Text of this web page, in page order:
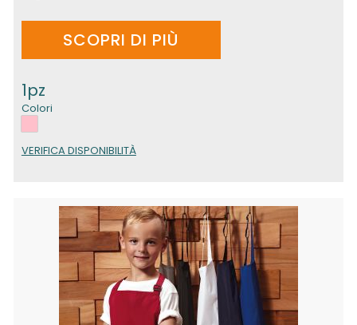
SCOPRI DI PIÙ
1pz
Colori
VERIFICA DISPONIBILITÀ